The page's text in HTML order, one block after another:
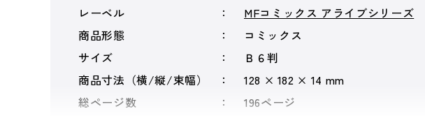
レーベル
MFコミックス アライブシリーズ
商品形態
コミックス
サイズ
Ｂ６判
商品寸法（横/縦/束幅）
128 × 182 × 14 mm
総ページ数
196ページ